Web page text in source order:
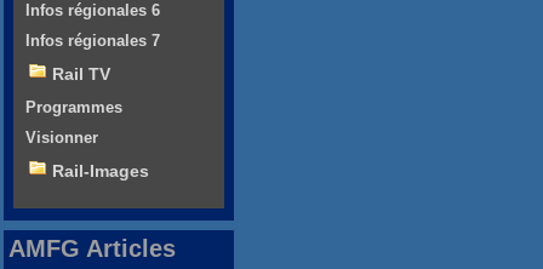
Infos régionales 6
Infos régionales 7
Rail TV
Programmes
Visionner
Rail-Images
AMFG Articles